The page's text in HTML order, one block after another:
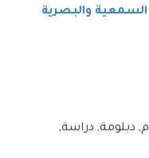
السمعية والبصرية
, دبلومة, دراسة,